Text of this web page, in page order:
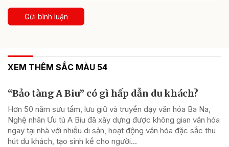
Gửi bình luận
XEM THÊM SẮC MÀU 54
“Bảo tàng A Biu” có gì hấp dẫn du khách?
Hơn 50 năm sưu tầm, lưu giữ và truyền dạy văn hóa Ba Na,
Nghệ nhân Ưu tú A Biu đã xây dựng được không gian văn hóa
ngay tại nhà với nhiều di sản, hoạt động văn hóa đặc sắc thu
hút du khách, tạo sinh kế cho người...